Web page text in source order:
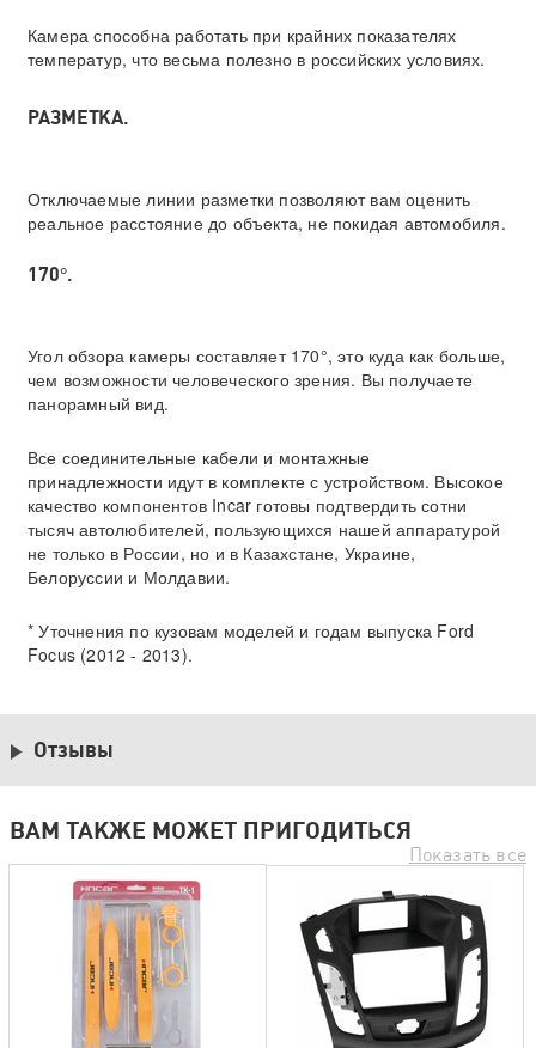
Камера способна работать при крайних показателях
температур, что весьма полезно в российских условиях.
РАЗМЕТКА.
Отключаемые линии разметки позволяют вам оценить
реальное расстояние до объекта, не покидая автомобиля.
170°.
Угол обзора камеры составляет 170°, это куда как больше,
чем возможности человеческого зрения. Вы получаете
панорамный вид.
Все соединительные кабели и монтажные
принадлежности идут в комплекте с устройством. Высокое
качество компонентов Incar готовы подтвердить сотни
тысяч автолюбителей, пользующихся нашей аппаратурой
не только в России, но и в Казахстане, Украине,
Белоруссии и Молдавии.
* Уточнения по кузовам моделей и годам выпуска Ford
Focus (2012 - 2013).
Отзывы
ВАМ ТАКЖЕ МОЖЕТ ПРИГОДИТЬСЯ
Показать все